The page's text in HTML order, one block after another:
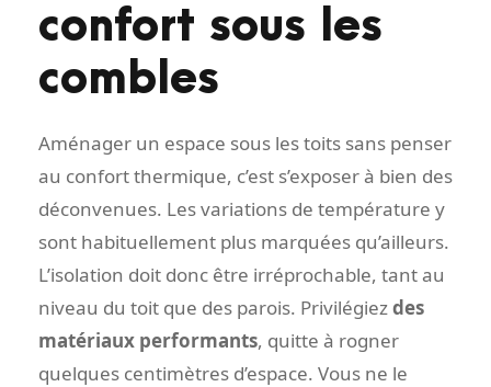
confort sous les
combles
Aménager un espace sous les toits sans penser
au confort thermique, c’est s’exposer à bien des
déconvenues. Les variations de température y
sont habituellement plus marquées qu’ailleurs.
L’isolation doit donc être irréprochable, tant au
niveau du toit que des parois. Privilégiezdes
matériaux performants, quitte à rogner
quelques centimètres d’espace. Vous ne le